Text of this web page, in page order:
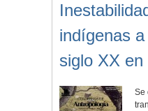
indígenas
siglo XX
Se